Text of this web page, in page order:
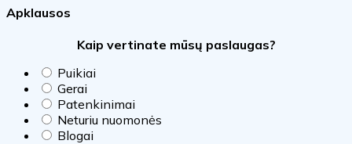
Apklausos
Kaip vertinate mūsų paslaugas?
Puikiai
Gerai
Patenkinimai
Neturiu nuomonės
Blogai